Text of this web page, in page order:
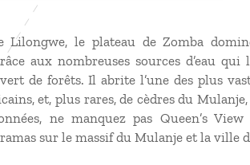
le plateau de Zomba
aux nombreuses sources d’eau qui
de forêts. Il abrite l’une des plus
et, plus rares, de cèdres du
ne manquez pas Queen’s View
sur le massif du Mulanje et la ville